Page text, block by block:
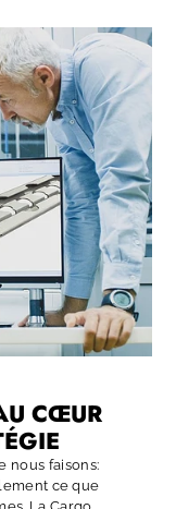
CŒUR
nous faisons:
ce que